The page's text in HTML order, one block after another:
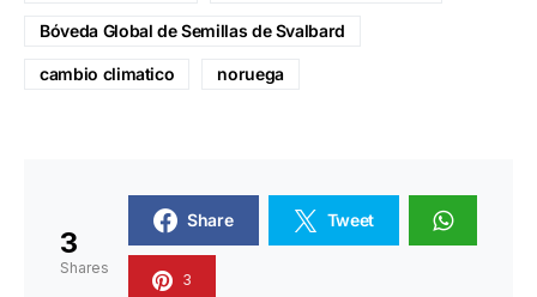
Bóveda Global de Semillas de Svalbard
cambio climatico noruega
3
Shares
Share Tweet
3